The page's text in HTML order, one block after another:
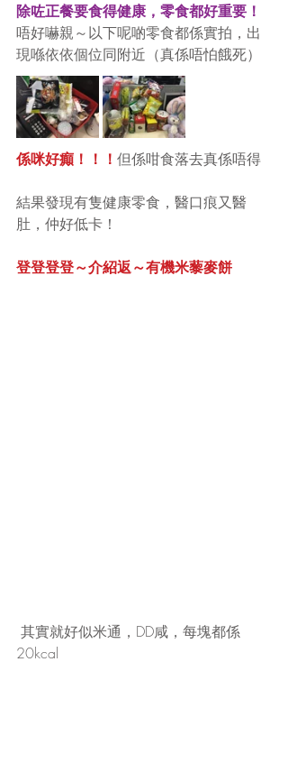
除咗正餐要食得健康，零食都好重要！
唔好嚇親～以下呢啲零食都係實拍，出
現喺依依個位同附近（真係唔怕餓死）
係咪好癲！！！ 但係咁食落去真係唔得
結果發現有隻健康零食，醫口痕又醫
肚，仲好低卡！
登登登登～介紹返～有機米藜麥餅
20kcal